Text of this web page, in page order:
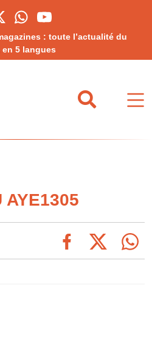
: toute l’actualité du
en 5 langues
AYE1305